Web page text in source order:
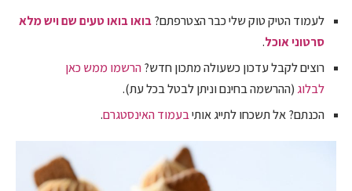
לעמוד הטיק טוק שלי כבר הצטרפתם?בואו בואו טעים שם ויש מלא
סרטוני אוכל.
רוצים לקבל עדכון כשעולה מתכון חדש?הרשמו ממש כאן
לבלוג(ההרשמה בחינם וניתן לבטל בכל עת).
הכנתם? אל תשכחו לתייג אותיבעמוד האינסטגרם.